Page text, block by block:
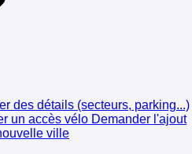
des détails (secteurs, parking...)
un accès vélo Demander l'ajout
ville